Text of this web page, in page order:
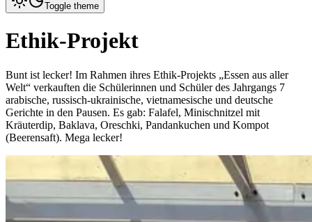
Toggle theme
Ethik-Projekt
Bunt ist lecker! Im Rahmen ihres Ethik-Projekts „Essen aus aller
Welt“ verkauften die Schülerinnen und Schüler des Jahrgangs 7
arabische, russisch-ukrainische, vietnamesische und deutsche
Gerichte in den Pausen. Es gab: Falafel, Minischnitzel mit
Kräuterdip, Baklava, Oreschki, Pandankuchen und Kompot
(Beerensaft). Mega lecker!